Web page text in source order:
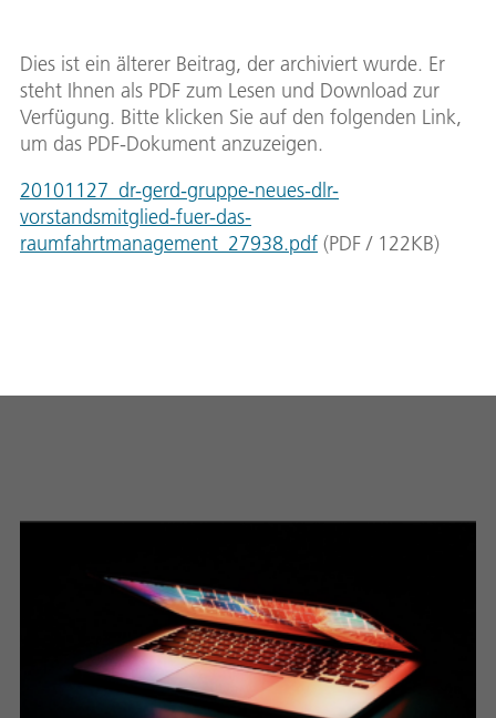
Dies ist ein älterer Beitrag, der archiviert wurde. Er
steht Ihnen als PDF zum Lesen und Download zur
Verfügung. Bitte klicken Sie auf den folgenden Link,
um das PDF-Dokument anzuzeigen.
20101127_dr-gerd-gruppe-neues-dlr-
vorstandsmitglied-fuer-das-
raumfahrtmanagement_27938.pdf (PDF / 122KB)